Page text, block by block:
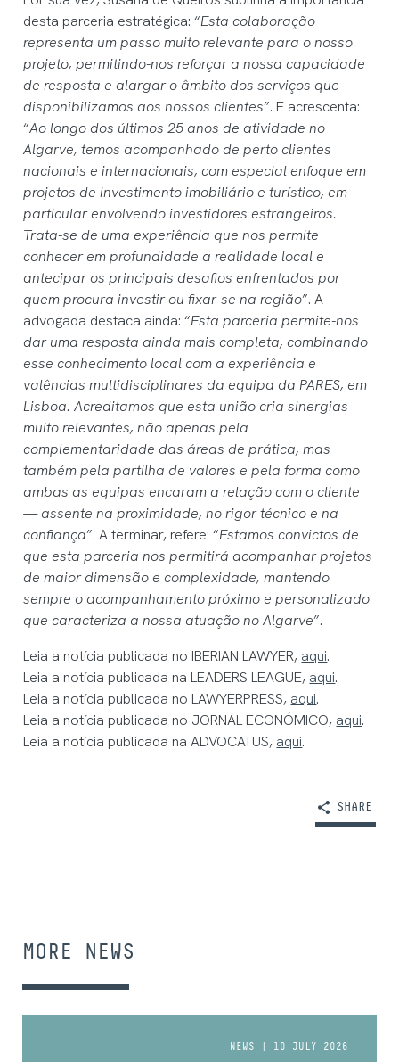
desta parceria estratégica: “Esta colaboração
representa um passo muito relevante para o nosso
projeto, permitindo-nos reforçar a nossa capacidade
de resposta e alargar o âmbito dos serviços que
disponibilizamos aos nossos clientes”. E acrescenta:
“Ao longo dos últimos 25 anos de atividade no
Algarve, temos acompanhado de perto clientes
nacionais e internacionais, com especial enfoque em
projetos de investimento imobiliário e turístico, em
particular envolvendo investidores estrangeiros.
Trata-se de uma experiência que nos permite
conhecer em profundidade a realidade local e
antecipar os principais desafios enfrentados por
quem procura investir ou fixar-se na região”. A
advogada destaca ainda: “Esta parceria permite-nos
dar uma resposta ainda mais completa, combinando
esse conhecimento local com a experiência e
valências multidisciplinares da equipa da PARES, em
Lisboa. Acreditamos que esta união cria sinergias
muito relevantes, não apenas pela
complementaridade das áreas de prática, mas
também pela partilha de valores e pela forma como
ambas as equipas encaram a relação com o cliente
— assente na proximidade, no rigor técnico e na
confiança”. A terminar, refere: “Estamos convictos de
que esta parceria nos permitirá acompanhar projetos
de maior dimensão e complexidade, mantendo
sempre o acompanhamento próximo e personalizado
que caracteriza a nossa atuação no Algarve”.
Leia a notícia publicada no IBERIAN LAWYER, aqui.
Leia a notícia publicada na LEADERS LEAGUE, aqui.
Leia a notícia publicada no LAWYERPRESS, aqui.
Leia a notícia publicada no JORNAL ECONÓMICO, aqui.
Leia a notícia publicada na ADVOCATUS, aqui.
SHARE
MORE NEWS
NEWS | 10 JULY 2026